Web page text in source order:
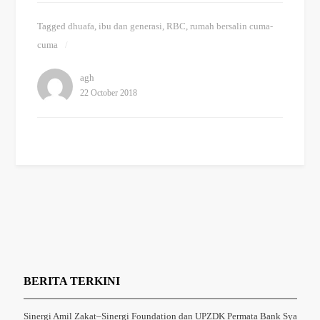
Taggeddhuafa,ibu dan generasi, RBC,rumah bersalin cuma-
cuma
agh
22 October 2018
BERITA TERKINI
Sinergi Amil Zakat–Sinergi Foundation dan UPZDK Permata Bank Sya